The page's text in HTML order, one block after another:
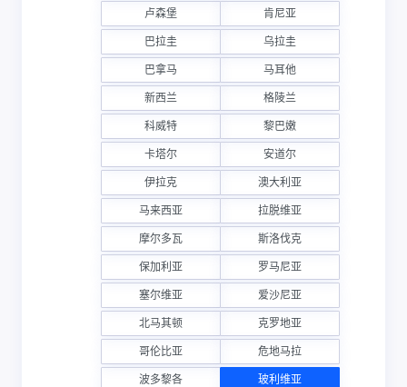
卢森堡 肯尼亚
巴拉圭 乌拉圭
巴拿马 马耳他
新西兰 格陵兰
科威特 黎巴嫩
卡塔尔 安道尔
伊拉克 澳大利亚
马来西亚 拉脱维亚
摩尔多瓦 斯洛伐克
保加利亚 罗马尼亚
塞尔维亚 爱沙尼亚
北马其顿 克罗地亚
哥伦比亚 危地马拉
波多黎各 玻利维亚